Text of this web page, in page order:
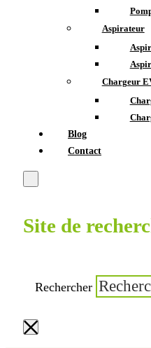
Aspirateur
Chargeur
Blog
Contact
Site de
Rechercher
×